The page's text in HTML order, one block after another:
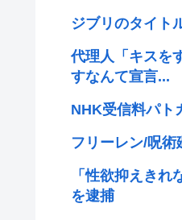
ジブリのタイト
代理人「キスを
すなんて宣言...
NHK受信料パト
フリーレン/呪
「性欲抑えき
を逮捕